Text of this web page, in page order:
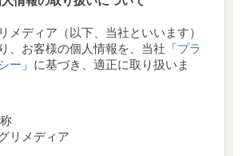
メディア（以下、当社といいます）
、お客様の個人情報を、当社「プラ
ー 」に基づき、適正に取り扱いま
リメディア